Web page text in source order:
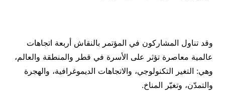
وقد تناول المشاركون في المؤتمر بالنقاش أربعة اتجاهات
عالمية معاصرة تؤثر على الأسرة في قطر والمنطقة والعالم،
وهي: التغير التكنولوجي، والاتجاهات الديموغرافية، والهجرة
والتمدّن، وتغيّر المناخ.